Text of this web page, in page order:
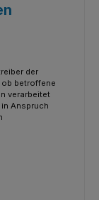
der
ob betroffene
verarbeitet
Anspruch